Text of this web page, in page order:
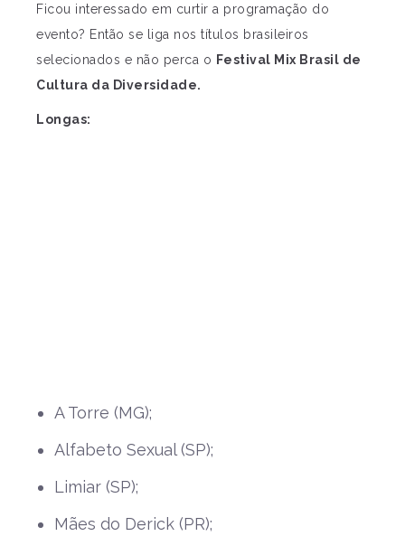
Ficou interessado em curtir a programação do
evento? Então se liga nos títulos brasileiros
selecionados e não perca o Festival Mix Brasil de
Cultura da Diversidade.
Longas:
A Torre (MG);
Alfabeto Sexual (SP);
Limiar (SP);
Mães do Derick (PR);